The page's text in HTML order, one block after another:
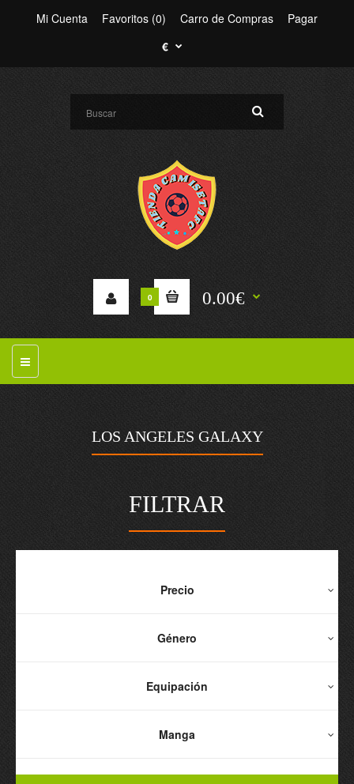
Mi Cuenta Favoritos (0) Carro de Compras
Pagar
€
0 0.00€
LOS ANGELES GALAXY
FILTRAR
Precio
Género
Equipación
Manga